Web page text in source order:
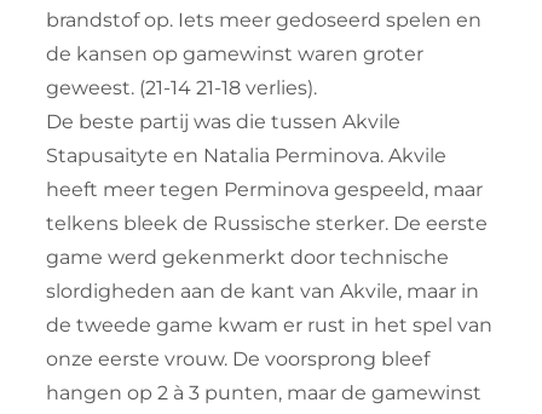
brandstof op. Iets meer gedoseerd spelen en
de kansen op gamewinst waren groter
geweest. (21-14 21-18 verlies).
De beste partij was die tussen Akvile
Stapusaityte en Natalia Perminova. Akvile
heeft meer tegen Perminova gespeeld, maar
telkens bleek de Russische sterker. De eerste
game werd gekenmerkt door technische
slordigheden aan de kant van Akvile, maar in
de tweede game kwam er rust in het spel van
onze eerste vrouw. De voorsprong bleef
hangen op 2 à 3 punten, maar de gamewinst